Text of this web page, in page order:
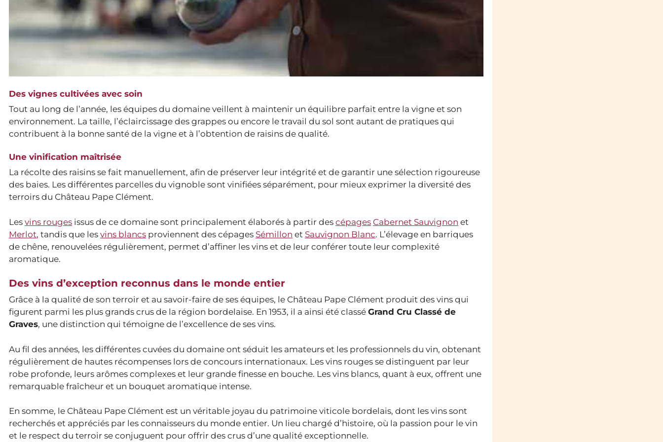
Des vignes cultivées avec soin
Tout au long de l’année, les équipes du domaine veillent à maintenir un équilibre parfait entre la vigne et son
environnement. La taille, l’éclaircissage des grappes ou encore le travail du sol sont autant de pratiques qui
contribuent à la bonne santé de la vigne et à l’obtention de raisins de qualité.
Une vinification maîtrisée
La récolte des raisins se fait manuellement, afin de préserver leur intégrité et de garantir une sélection rigoureuse
des baies. Les différentes parcelles du vignoble sont vinifiées séparément, pour mieux exprimer la diversité des
terroirs du Château Pape Clément.
Les vins rouges issus de ce domaine sont principalement élaborés à partir des cépages Cabernet Sauvignon et
Merlot, tandis que les vins blancs proviennent des cépages Sémillon et Sauvignon Blanc. L’élevage en barriques
de chêne, renouvelées régulièrement, permet d’affiner les vins et de leur conférer toute leur complexité
aromatique.
Des vins d’exception reconnus dans le monde entier
Grâce à la qualité de son terroir et au savoir-faire de ses équipes, le Château Pape Clément produit des vins qui
figurent parmi les plus grands crus de la région bordelaise. En 1953, il a ainsi été classé Grand Cru Classé de
Graves, une distinction qui témoigne de l’excellence de ses vins.
Au fil des années, les différentes cuvées du domaine ont séduit les amateurs et les professionnels du vin, obtenant
régulièrement de hautes récompenses lors de concours internationaux. Les vins rouges se distinguent par leur
robe profonde, leurs arômes complexes et leur grande finesse en bouche. Les vins blancs, quant à eux, offrent une
remarquable fraîcheur et un bouquet aromatique intense.
En somme, le Château Pape Clément est un véritable joyau du patrimoine viticole bordelais, dont les vins sont
recherchés et appréciés par les connaisseurs du monde entier. Un lieu chargé d’histoire, où la passion pour le vin
et le respect du terroir se conjuguent pour offrir des crus d’une qualité exceptionnelle.